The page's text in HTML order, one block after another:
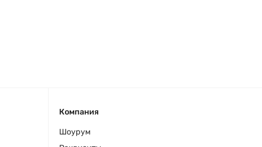
Компания
Шоурум